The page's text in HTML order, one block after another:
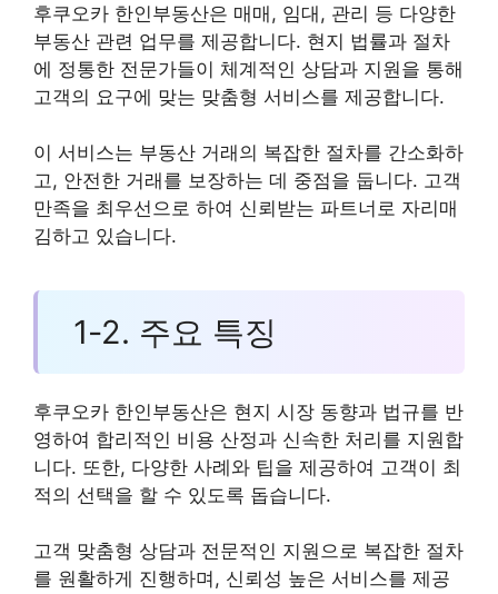
후쿠오카 한인부동산은 매매, 임대, 관리 등 다양한
부동산 관련 업무를 제공합니다. 현지 법률과 절차
에 정통한 전문가들이 체계적인 상담과 지원을 통해
고객의 요구에 맞는 맞춤형 서비스를 제공합니다.
이 서비스는 부동산 거래의 복잡한 절차를 간소화하
고, 안전한 거래를 보장하는 데 중점을 둡니다. 고객
만족을 최우선으로 하여 신뢰받는 파트너로 자리매
김하고 있습니다.
1-2. 주요 특징
후쿠오카 한인부동산은 현지 시장 동향과 법규를 반
영하여 합리적인 비용 산정과 신속한 처리를 지원합
니다. 또한, 다양한 사례와 팁을 제공하여 고객이 최
적의 선택을 할 수 있도록 돕습니다.
고객 맞춤형 상담과 전문적인 지원으로 복잡한 절차
를 원활하게 진행하며, 신뢰성 높은 서비스를 제공